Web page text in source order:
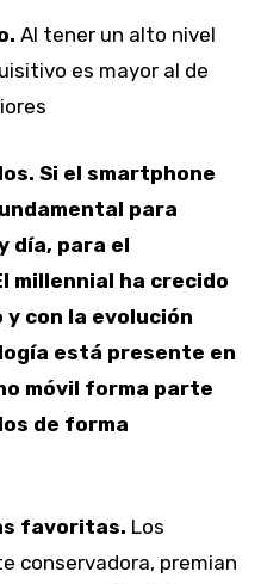
Al tener un alto nivel
es mayor al de
Si el smartphone
para
día, para el
millennial ha crecido
y con la evolución
está presente en
móvil forma parte
de forma
favoritas. Los
conservadora, premian